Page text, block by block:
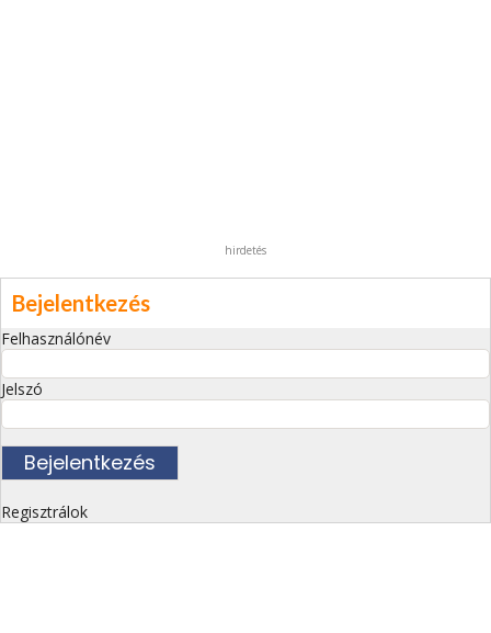
hirdetés
Bejelentkezés
Felhasználónév
Jelszó
Regisztrálok